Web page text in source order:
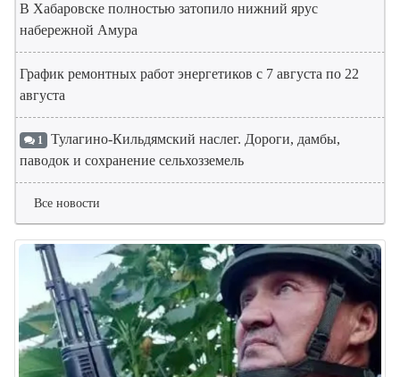
В Хабаровске полностью затопило нижний ярус
набережной Амура
График ремонтных работ энергетиков с 7 августа по 22
августа
1 Тулагино-Кильдямский наслег. Дороги, дамбы,
паводок и сохранение сельхозземель
Все новости